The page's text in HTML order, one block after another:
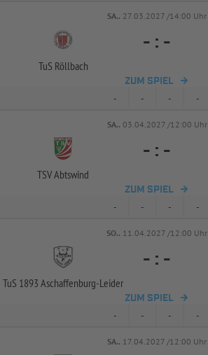
SA.. 27.03.2027 /14:00 Uhr
TuS Röllbach
- : -
ZUM SPIEL
- - - -
SA.. 03.04.2027 /12:00 Uhr
TSV Abtswind
- : -
ZUM SPIEL
- - - -
SO.. 11.04.2027 /12:00 Uhr
TuS 1893 Aschaffenburg-Leider
- : -
ZUM SPIEL
- - - -
SA.. 17.04.2027 /12:00 Uhr